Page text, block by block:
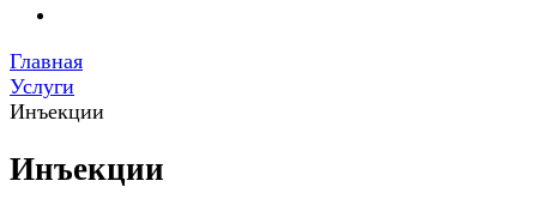
Главная
Услуги
Инъекции
Инъекции